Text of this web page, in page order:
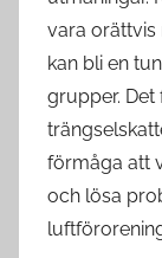
vara orättvis
kan bli en
grupper.
förmåga att
och lösa